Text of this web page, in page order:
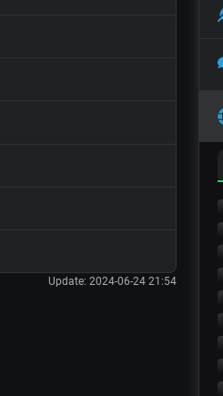
Update: 2024-06-24 21:54